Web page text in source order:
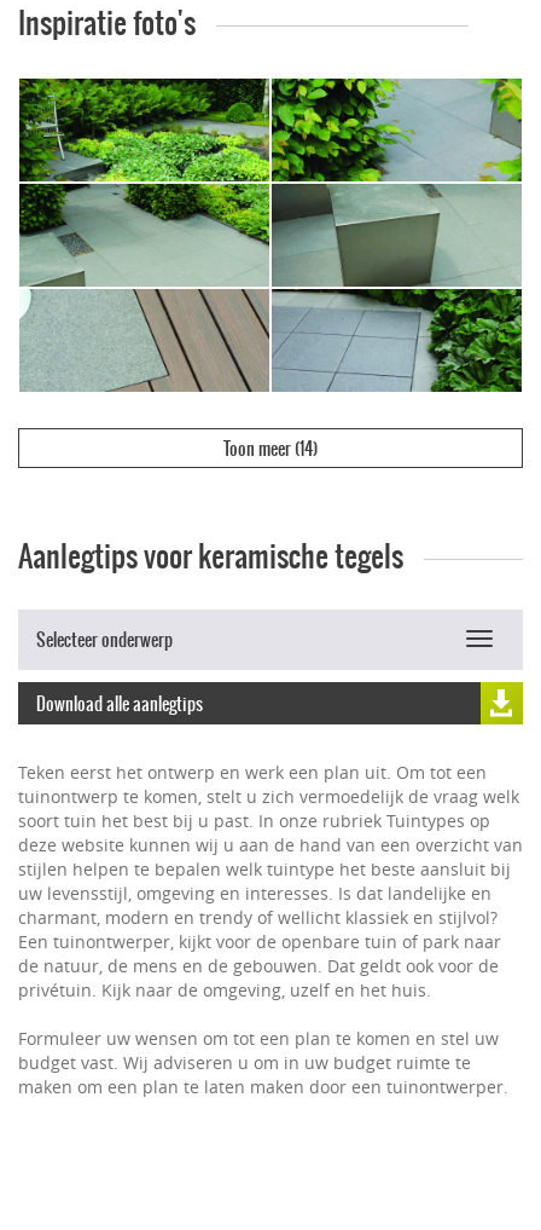
Inspiratie foto's
Toon meer(14)
Aanlegtips voor keramische tegels
Selecteer onderwerp
Toggle
Download alle aanlegtips
Teken eerst het ontwerp en werk een plan uit. Om tot een
tuinontwerp te komen, stelt u zich vermoedelijk de vraag welk
soort tuin het best bij u past. In onze rubriek Tuintypes op
deze website kunnen wij u aan de hand van een overzicht van
stijlen helpen te bepalen welk tuintype het beste aansluit bij
uw levensstijl, omgeving en interesses. Is dat landelijke en
charmant, modern en trendy of wellicht klassiek en stijlvol?
Een tuinontwerper, kijkt voor de openbare tuin of park naar
de natuur, de mens en de gebouwen. Dat geldt ook voor de
privétuin. Kijk naar de omgeving, uzelf en het huis.
Formuleer uw wensen om tot een plan te komen en stel uw
budget vast. Wij adviseren u om in uw budget ruimte te
maken om een plan te laten maken door een tuinontwerper.